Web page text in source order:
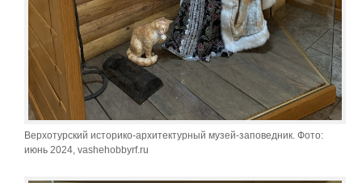
Верхотурский историко-архитектурный музей-заповедник. Фото:
июнь 2024, vashehobbyrf.ru